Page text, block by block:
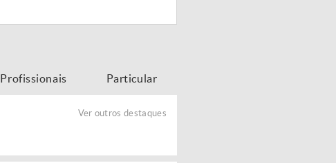
Profissionais Particular
Ver outros destaques